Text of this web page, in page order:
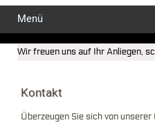
Menü
Wir freuen uns auf Ihr Anliegen,
Kontakt
Überzeugen Sie sich von